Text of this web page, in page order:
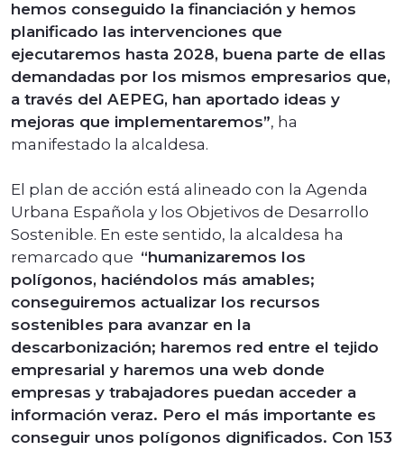
hemos conseguido la financiación y hemos
planificado las intervenciones que
ejecutaremos hasta 2028, buena parte de ellas
demandadas por los mismos empresarios que,
a través del AEPEG, han aportado ideas y
mejoras que implementaremos”, ha
manifestado la alcaldesa.
El plan de acción está alineado con la Agenda
Urbana Española y los Objetivos de Desarrollo
Sostenible. En este sentido, la alcaldesa ha
remarcado que “humanizaremos los
polígonos, haciéndolos más amables;
conseguiremos actualizar los recursos
sostenibles para avanzar en la
descarbonización; haremos red entre el tejido
empresarial y haremos una web donde
empresas y trabajadores puedan acceder a
información veraz. Pero el más importante es
conseguir unos polígonos dignificados. Con 153